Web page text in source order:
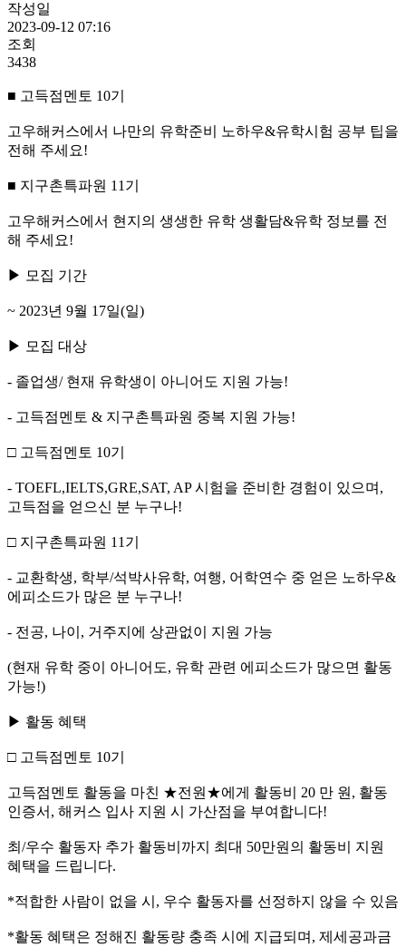
작성일
2023-09-12 07:16
조회
3438
■ 고득점멘토 10기
고우해커스에서 나만의 유학준비 노하우&유학시험 공부 팁을
전해 주세요!
■ 지구촌특파원 11기
고우해커스에서 현지의 생생한 유학 생활담&유학 정보를 전
해 주세요!
▶ 모집 기간
~ 2023년 9월 17일(일)
▶ 모집 대상
- 졸업생/ 현재 유학생이 아니어도 지원 가능!
- 고득점멘토 & 지구촌특파원 중복 지원 가능!
□ 고득점멘토 10기
- TOEFL,IELTS,GRE,SAT, AP 시험을 준비한 경험이 있으며,
고득점을 얻으신 분 누구나!
□ 지구촌특파원 11기
- 교환학생, 학부/석박사유학, 여행, 어학연수 중 얻은 노하우&
에피소드가 많은 분 누구나!
- 전공, 나이, 거주지에 상관없이 지원 가능
(현재 유학 중이 아니어도, 유학 관련 에피소드가 많으면 활동
가능!)
▶ 활동 혜택
□ 고득점멘토 10기
고득점멘토 활동을 마친 ★전원★에게 활동비 20 만 원, 활동
인증서, 해커스 입사 지원 시 가산점을 부여합니다!
최/우수 활동자 추가 활동비까지 최대 50만원의 활동비 지원
혜택을 드립니다.
*적합한 사람이 없을 시, 우수 활동자를 선정하지 않을 수 있음
*활동 혜택은 정해진 활동량 충족 시에 지급되며, 제세공과금